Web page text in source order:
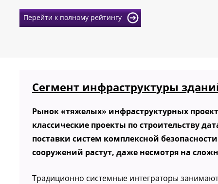
Перейти к полному рейтингу
Сегмент инфраструктуры
Рынок «тяжелых» инфраструктурных
классические проекты по строительству
поставки систем комплексной
сооружений растут, даже несмотря на
Традиционно системные интеграторы